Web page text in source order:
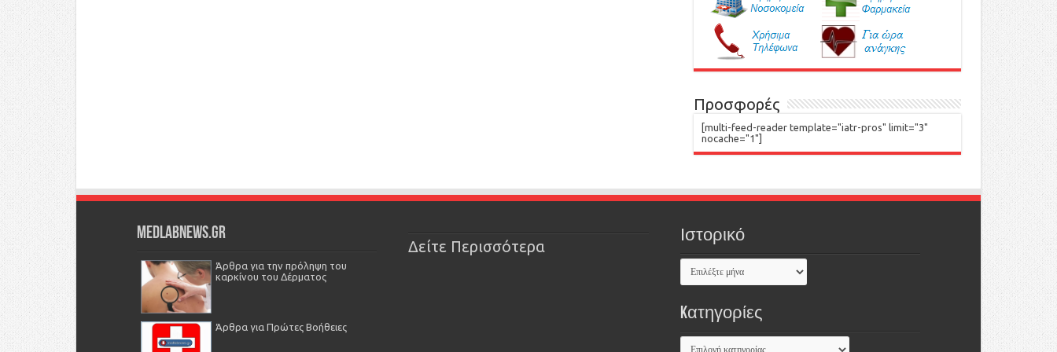
Προσφορές
[multi-feed-reader template="iatr-pros" limit="3"
nocache="1"]
Medlabnews.gr
Άρθρα για την πρόληψη του
καρκίνου του Δέρματος
Άρθρα για Πρώτες Βοήθειες
Δείτε Περισσότερα
Ιστορικό
Kατηγορίες